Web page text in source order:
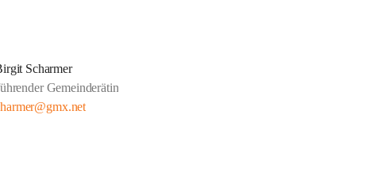
Scharmer
Gemeinderätin